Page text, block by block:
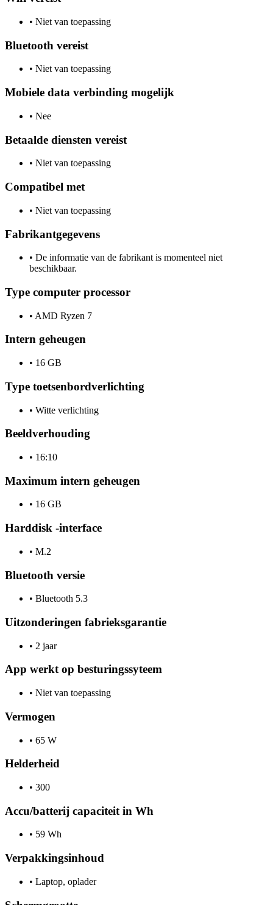
• Niet van toepassing
Bluetooth vereist
• Niet van toepassing
Mobiele data verbinding mogelijk
• Nee
Betaalde diensten vereist
• Niet van toepassing
Compatibel met
• Niet van toepassing
Fabrikantgegevens
• De informatie van de fabrikant is momenteel niet
beschikbaar.
Type computer processor
• AMD Ryzen 7
Intern geheugen
• 16 GB
Type toetsenbordverlichting
• Witte verlichting
Beeldverhouding
• 16:10
Maximum intern geheugen
• 16 GB
Harddisk -interface
• M.2
Bluetooth versie
• Bluetooth 5.3
Uitzonderingen fabrieksgarantie
• 2 jaar
App werkt op besturingssyteem
• Niet van toepassing
Vermogen
• 65 W
Helderheid
• 300
Accu/batterij capaciteit in Wh
• 59 Wh
Verpakkingsinhoud
• Laptop, oplader